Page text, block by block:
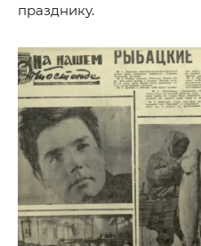
празднику.